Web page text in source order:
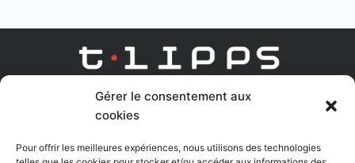
Gérer le consentement aux
cookies
Pour offrir les meilleures expériences, nous utilisons des technologies
AGENCE DIGITAL LEARNING
LinkedinYoutube